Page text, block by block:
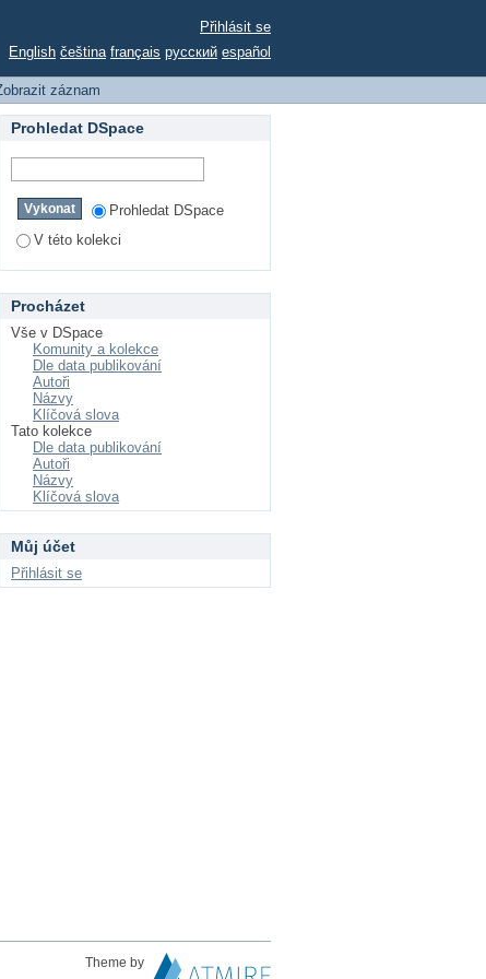
Function
Přihlásit se
English čeština français русский español
záznam
Prohledat DSpace
Prohledat DSpace
V této kolekci
Procházet
Vše v DSpace
Komunity a kolekce
Dle data publikování
Autoři
Názvy
Klíčová slova
Tato kolekce
Dle data publikování
Autoři
Názvy
Klíčová slova
Můj účet
Přihlásit se
Theme by